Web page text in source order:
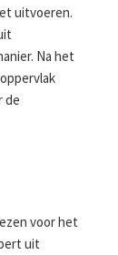
uitvoeren.
Na het
de
voor het
uit